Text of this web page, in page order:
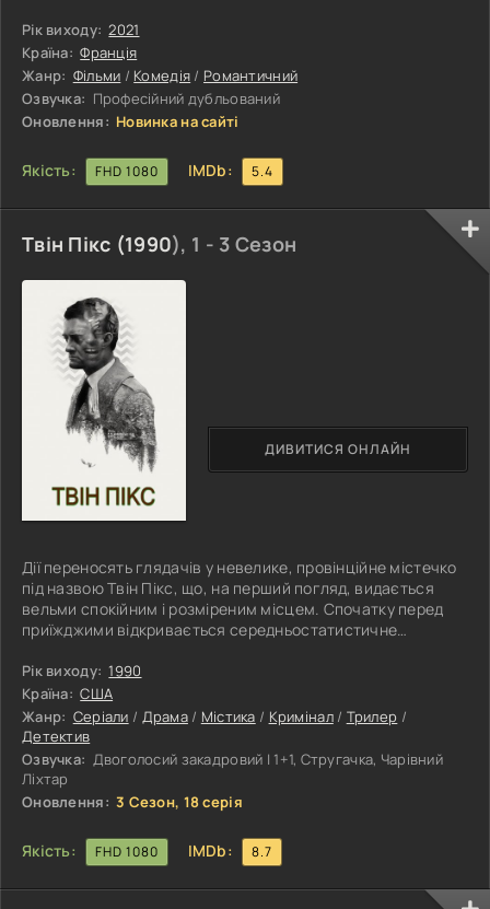
Інтимне життя людини має залишитися таємницею. У
ліжку люди роблять солодке. Тільки часом «солодке» в
понятті самої людини і закону - абсолютно протилежні
речі... За зачиненими дверима чужих спалень
відбуваються найрізноманітніші
Рік виходу: 2021
Країна: Франція
Жанр: Фільми / Комедія / Романтичний
Озвучка: Професійний дубльований
Оновлення: Новинка на сайті
Якість: FHD 1080 IMDb: 5.4
Твін Пікс (1990), 1 - 3 Сезон
Дії переносять глядачів у невелике, провінційне містечко
під назвою Твін Пікс, що, на перший погляд, видається
вельми спокійним і розміреним місцем. Спочатку перед
приїжджими відкривається середньостатистичне
несподівано для всіх на околиці відбувається резонансне
вбивство місцевої красуні Лори Палмер, тіло якої було
знайдено на озері, загорнуте в поліетилен. У поселення
відправляють агента ФБР - Купера, що має в компанії
місцевого шерифа
Рік виходу: 1990
Країна: США
Жанр: Серіали / Драма/ Містика / Кримінал/ Трилер /
Детектив
Озвучка: Двоголосий закадровий | 1+1, Стругачка, Чарівний
Ліхтар
Оновлення: 3 Сезон, 18 серія
Якість: FHD 1080 IMDb: 8.7
ДИВИТИСЯ ОНЛАЙН